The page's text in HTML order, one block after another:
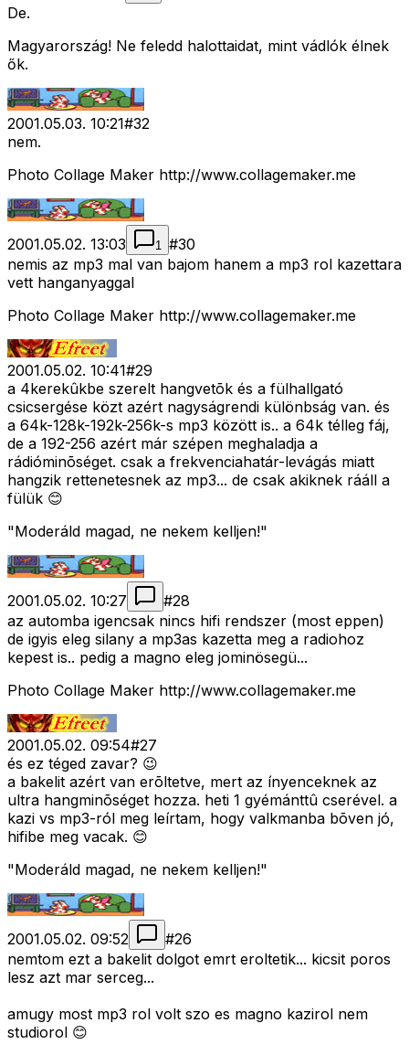
De.
Magyarország! Ne feledd halottaidat, mint vádlók élnek
ők.
2001.05.03. 10:21#32
nem.
Photo Collage Maker http://www.collagemaker.me
2001.05.02. 13:03 1 #30
nemis az mp3 mal van bajom hanem a mp3 rol kazettara
vett hanganyaggal
Photo Collage Maker http://www.collagemaker.me
2001.05.02. 10:41#29
a 4kerekûkbe szerelt hangvetõk és a fülhallgató
csicsergése közt azért nagyságrendi különbság van. és
a 64k-128k-192k-256k-s mp3 között is.. a 64k télleg fáj,
de a 192-256 azért már szépen meghaladja a
rádióminõséget. csak a frekvenciahatár-levágás miatt
hangzik rettenetesnek az mp3... de csak akiknek rááll a
fülük 😊
"Moderáld magad, ne nekem kelljen!"
2001.05.02. 10:27 #28
az automba igencsak nincs hifi rendszer (most eppen)
de igyis eleg silany a mp3as kazetta meg a radiohoz
kepest is.. pedig a magno eleg jominösegü...
Photo Collage Maker http://www.collagemaker.me
2001.05.02. 09:54#27
és ez téged zavar? 😉
a bakelit azért van erõltetve, mert az ínyenceknek az
ultra hangminõséget hozza. heti 1 gyémánttû cserével. a
kazi vs mp3-ról meg leírtam, hogy valkmanba bõven jó,
hifibe meg vacak. 😊
"Moderáld magad, ne nekem kelljen!"
2001.05.02. 09:52 #26
nemtom ezt a bakelit dolgot emrt eroltetik... kicsit poros
lesz azt mar serceg...
amugy most mp3 rol volt szo es magno kazirol nem
studiorol 😊